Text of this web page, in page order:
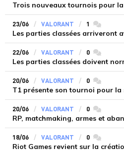
Trois nouveaux tournois pour la
23/06 VALORANT 1
22/06 VALORANT 0
20/06 VALORANT 0
T1 présente son tournoi pour la
20/06 VALORANT 0
18/06 VALORANT 0
Riot Games revient sur la